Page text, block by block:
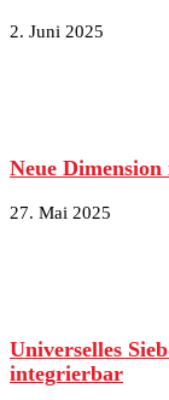
2. Juni 2025
Neue
27. Mai 2025
Universelles
integrierbar